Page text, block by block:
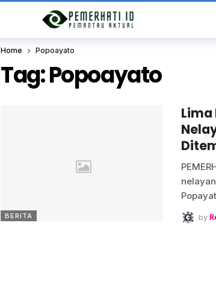
Home Popoayato
Tag:Popoayato
BERITA
Lima
by